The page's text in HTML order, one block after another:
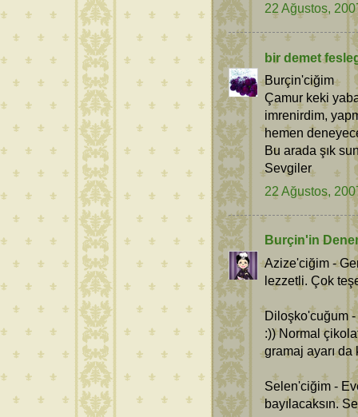
22 Ağustos,
bir demet
Burçin'ciğim
Çamur keki
imrenirdim,
hemen
Bu arada şık
Sevgiler
22 Ağustos,
Burçin'in
Azize'ciğim -
lezzetli. Çok
Diloşko'cuğum -
:)) Normal
gramaj ayarı
Selen'ciğim -
bayılacaksın.